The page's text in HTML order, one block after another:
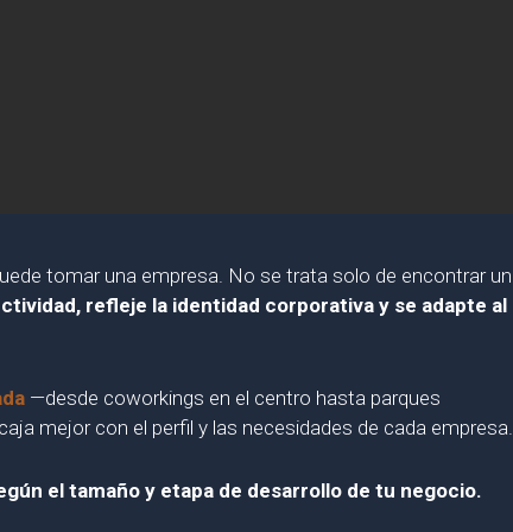
tomar una empresa. No se trata solo de encontrar un
refleje la identidad corporativa y se adapte al
—desde coworkings en el centro hasta parques
mejor con el perfil y las necesidades de cada empresa.
el tamaño y etapa de desarrollo de tu negocio.